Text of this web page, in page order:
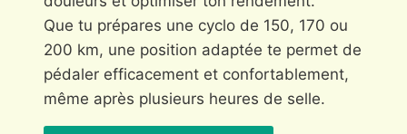
Que tu prépares une cyclo de 150, 170 ou
200 km, une position adaptée te permet de
pédaler efficacement et confortablement,
même après plusieurs heures de selle.